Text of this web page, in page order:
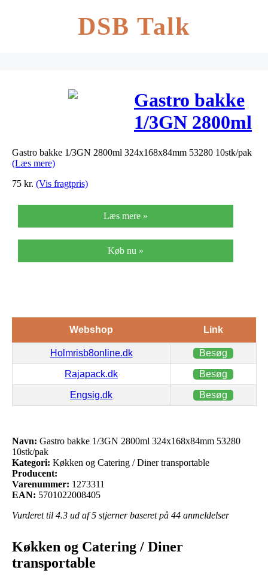
DSB Talk
Gastro bakke
1/3GN 2800ml
324x168x84mm
Gastro bakke 1/3GN 2800ml 324x168x84mm 53280 10stk/pak
(Læs mere)
75 kr. (Vis fragtpris)
Læs mere »
Køb nu »
Webshop Link
Holmrisb8online.dk Besøg
Rajapack.dk Besøg
Engsig.dk Besøg
Navn: Gastro bakke 1/3GN 2800ml 324x168x84mm 53280
10stk/pak
Kategori: Køkken og Catering / Diner transportable
Producent:
Varenummer: 1273311
EAN: 5701022008405
Vurderet til 4.3 ud af 5 stjerner baseret på 44 anmeldelser
Køkken og Catering / Diner
transportable